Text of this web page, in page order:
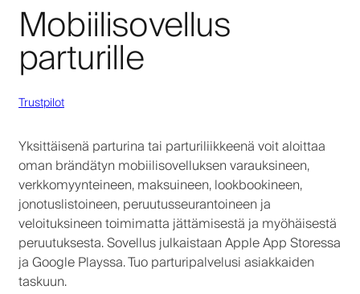
Mobiilisovellus
parturille
Trustpilot
Yksittäisenä parturina tai parturiliikkeenä voit aloittaa
oman brändätyn mobiilisovelluksen varauksineen,
verkkomyynteineen, maksuineen, lookbookineen,
jonotuslistoineen, peruutusseurantoineen ja
veloituksineen toimimatta jättämisestä ja myöhäisestä
peruutuksesta. Sovellus julkaistaan Apple App Storessa
ja Google Playssa. Tuo parturipalvelusi asiakkaiden
taskuun.